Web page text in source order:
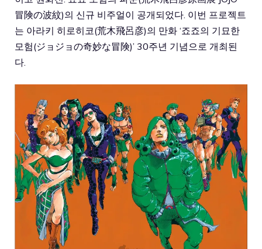
冒険の波紋)의 신규 비주얼이 공개되었다. 이번 프로젝트
는 아라키 히로히코(荒木飛呂彦)의 만화 ‘죠죠의 기묘한
모험(ジョジョの奇妙な冒険)’ 30주년 기념으로 개최된
다.